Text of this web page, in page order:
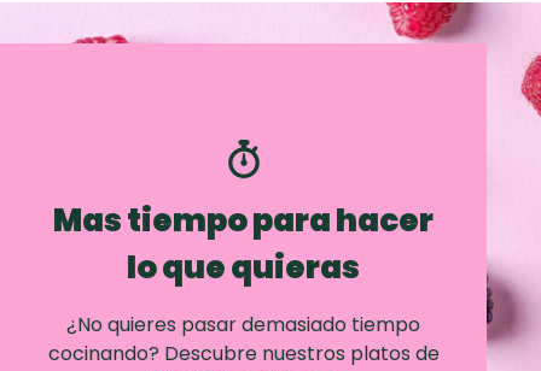
Mas tiempo para hacer
lo que quieras
¿No quieres pasar demasiado tiempo
cocinando? Descubre nuestros platos de